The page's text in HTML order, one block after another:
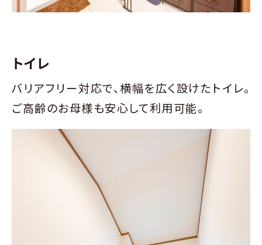
トイレ
バリアフリー対応で、横幅を広く設けたトイレ。
ご高齢のお母様も安心して利用可能。